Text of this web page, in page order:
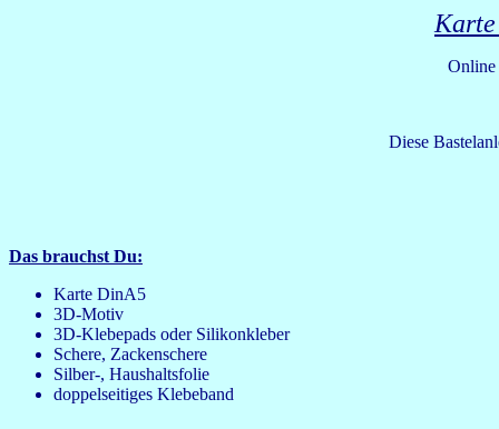
Online
Diese
Das brauchst Du:
Karte DinA5
3D-Motiv
3D-Klebepads oder Silikonkleber
Schere, Zackenschere
Silber-, Haushaltsfolie
doppelseitiges Klebeband